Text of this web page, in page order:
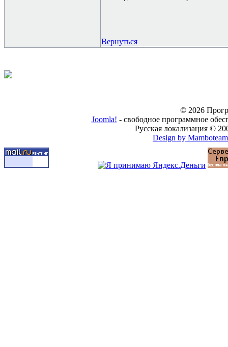
Вернуться
© 2026
Joomla! - свободное программное
Русская локализация ©
Design by